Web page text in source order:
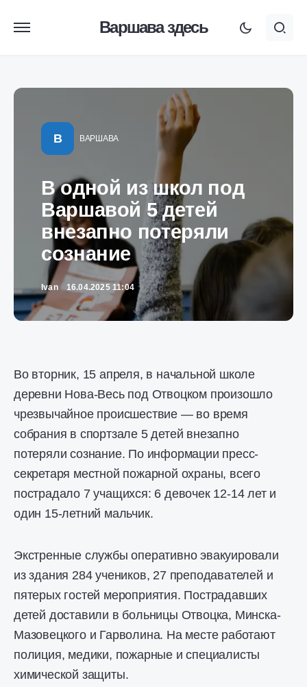
Варшава здесь
В ВАРШАВА
В одной из школ под
Варшавой 5 детей
внезапно потеряли
сознание
Ivan 16.04.2025 11:04
Во вторник, 15 апреля, в начальной школе
деревни Нова-Весь под Отвоцком произошло
чрезвычайное происшествие — во время
собрания в спортзале 5 детей внезапно
потеряли сознание. По информации пресс-
секретаря местной пожарной охраны, всего
пострадало 7 учащихся: 6 девочек 12-14 лет и
один 15-летний мальчик.
Экстренные службы оперативно эвакуировали
из здания 284 учеников, 27 преподавателей и
пятерых гостей мероприятия. Пострадавших
детей доставили в больницы Отвоцка, Минска-
Мазовецкого и Гарволина. На месте работают
полиция, медики, пожарные и специалисты
химической защиты.